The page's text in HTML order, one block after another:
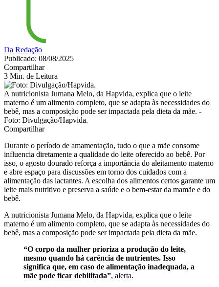
Da Redação
Publicado: 08/08/2025
Compartilhar
3 Min. de Leitura
A nutricionista Jumana Melo, da Hapvida, explica que o leite
materno é um alimento completo, que se adapta às necessidades do
bebê, mas a composição pode ser impactada pela dieta da mãe. -
Foto: Divulgação/Hapvida.
Compartilhar
Durante o período de amamentação, tudo o que a mãe consome
influencia diretamente a qualidade do leite oferecido ao bebê. Por
isso, o agosto dourado reforça a importância do aleitamento materno
e abre espaço para discussões em torno dos cuidados com a
alimentação das lactantes. A escolha dos alimentos certos garante um
leite mais nutritivo e preserva a saúde e o bem-estar da mamãe e do
bebê.
A nutricionista Jumana Melo, da Hapvida, explica que o leite
materno é um alimento completo, que se adapta às necessidades do
bebê, mas a composição pode ser impactada pela dieta da mãe.
“O corpo da mulher prioriza a produção do leite,
mesmo quando há carência de nutrientes. Isso
significa que, em caso de alimentação inadequada, a
mãe pode ficar debilitada”, alerta.